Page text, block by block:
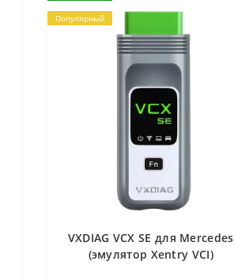
Популярный
VXDIAG VCX SE для Mercedes
(эмулятор Xentry VCI)